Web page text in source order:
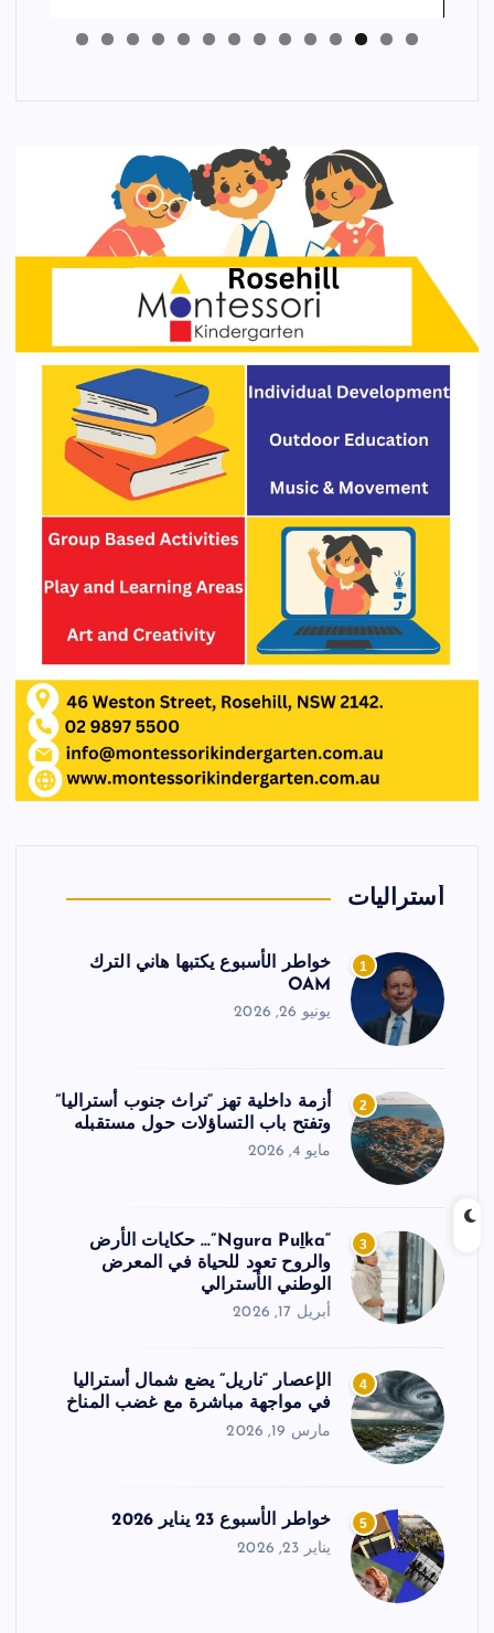
أستراليات
1
خواطر الأسبوع يكتبها هاني الترك
OAM
يونيو 26, 2026
2
أزمة داخلية تهز “تراث جنوب أستراليا”
وتفتح باب التساؤلات حول مستقبله
مايو 4, 2026
3
“Ngura Puḻka”… حكايات الأرض
والروح تعود للحياة في المعرض
الوطني الأسترالي
أبريل 17, 2026
4
الإعصار “ناريل” يضع شمال أستراليا
في مواجهة مباشرة مع غضب المناخ
مارس 19, 2026
5 خواطر الأسبوع 23 يناير 2026
يناير 23, 2026